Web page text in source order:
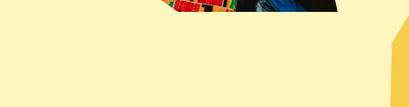
echt. De emoties die leerlingen bij de danser zien maken
veel los. Het onderwerp racisme komt zo veel dichterbij,
dan wanneer ik dit in mijn les maatschappijleer met hen